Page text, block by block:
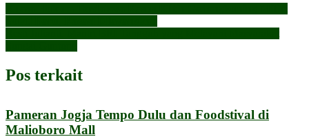
Pos terkait
Pameran Jogja Tempo Dulu dan Foodstival di
Malioboro Mall